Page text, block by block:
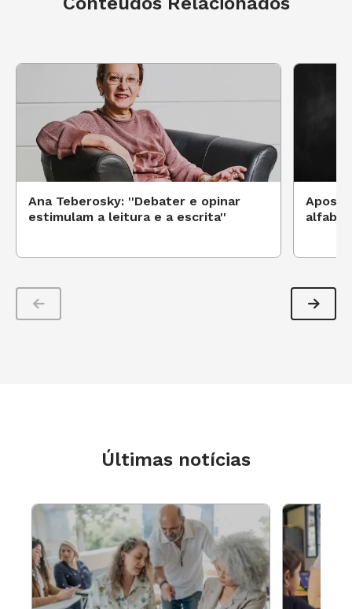
Ana Teberosky: ''Debater e opinar
estimulam a leitura e a escrita''
Últimas notícias